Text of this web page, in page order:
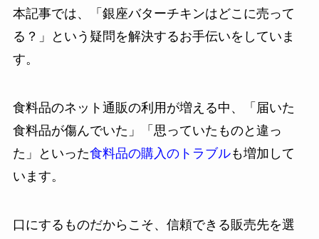
本記事では、「銀座バターチキンはどこに売って
る？」という疑問を解決するお手伝いをしていま
す。
食料品のネット通販の利用が増える中、「届いた
食料品が傷んでいた」「思っていたものと違っ
た」といった食料品の購入のトラブルも増加して
います。
口にするものだからこそ、信頼できる販売先を選